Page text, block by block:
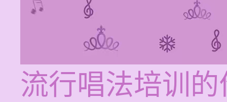
流行唱法培训